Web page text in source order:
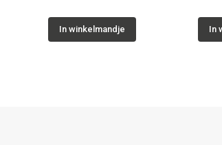
In winkelmandje In